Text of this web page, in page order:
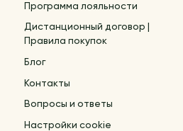
Программа лояльности
Дистанционный договор |
Правила покупок
Блог
Контакты
Вопросы и ответы
Настройки cookie